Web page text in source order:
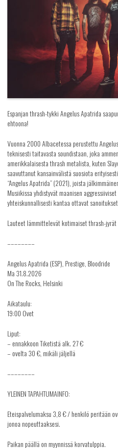
Espanjan thrash-tykki Angelus Apatrida
ehtoona!
Vuonna 2000 Albacetessa perustettu
teknisesti taitavasta soundistaan, joka
amerikkalaisesta thrash metalista, kuten
saavuttanut kansainvälistä suosiota
“Angelus Apatrida” (2021), joista
Musiikissa yhdistyvät maanisen
yhteiskunnallisesti kantaa ottavat
Lauteet lämmittelevät kotimaiset thrash-jyrät
––––––––
Angelus Apatrida (ESP), Prestige, Bloodride
Ma 31.8.2026
On The Rocks, Helsinki
Aikataulu:
19:00 Ovet
Liput:
– ennakkoon Tiketistä alk. 27 €
– ovelta 30 €, mikäli jäljellä
––––––––
YLEINEN TAPAHTUMAINFO:
Eteispalvelumaksu 3,8 € / henkilö peritään
jonoa nopeuttaaksesi.
Paikan päällä on myynnissä korvatulppia.